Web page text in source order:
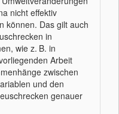
nicht effektiv
können. Das gilt auch
in
wie z. B. in
Arbeit
zwischen
und den
genauer